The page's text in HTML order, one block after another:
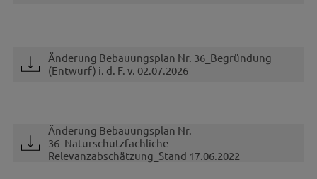
Änderung Bebauungsplan Nr. 36_Begründung
(Entwurf) i. d. F. v. 02.07.2026
Änderung Bebauungsplan Nr.
36_Naturschutzfachliche
Relevanzabschätzung_Stand 17.06.2022